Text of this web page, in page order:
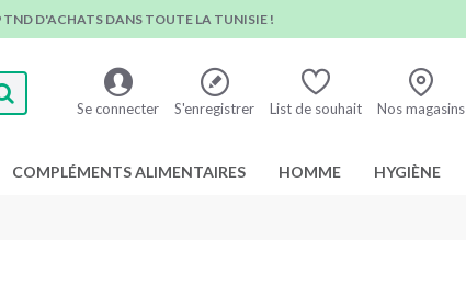
D'ACHATS DANS TOUTE LA TUNISIE !
Se connecter S'enregistrer List de souhait Nos magasins
COMPLÉMENTS ALIMENTAIRES HOMME HYGIÈNE